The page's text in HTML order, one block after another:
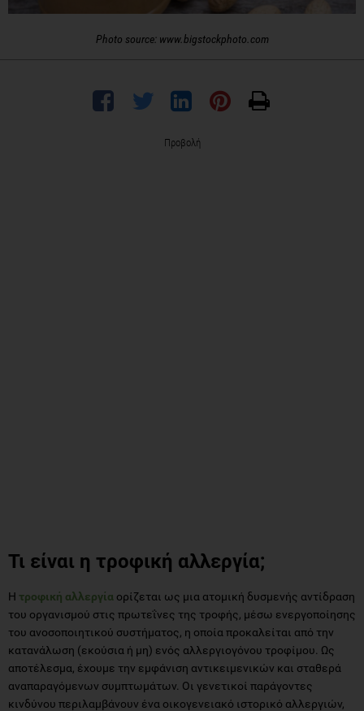
Photo source: www.bigstockphoto.com
Προβολή
Τι είναι η τροφική αλλεργία;
Η τροφική αλλεργία ορίζεται ως μια ατομική δυσμενής αντίδραση
του οργανισμού στις πρωτεΐνες της τροφής, μέσω ενεργοποίησης
του ανοσοποιητικού συστήματος, η οποία προκαλείται από την
κατανάλωση (εκούσια ή μη) ενός αλλεργιογόνου τροφίμου. Ως
αποτέλεσμα, έχουμε την εμφάνιση αντικειμενικών και σταθερά
αναπαραγόμενων συμπτωμάτων. Οι γενετικοί παράγοντες
κινδύνου περιλαμβάνουν ένα οικογενειακό ιστορικό αλλεργιών,